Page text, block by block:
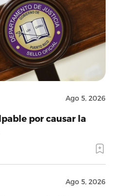
Ago 5, 2026
por causar la
Ago 5, 2026